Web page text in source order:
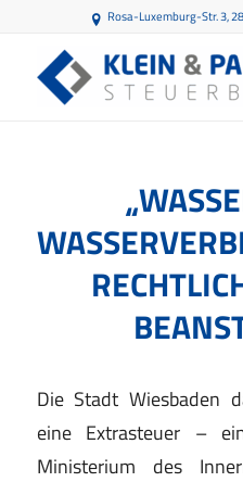
Rosa-Luxemburg-Str. 3,
Die Stadt Wiesbaden
eine Extrasteuer –
Ministerium des